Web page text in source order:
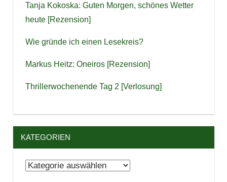
Tanja Kokoska: Guten Morgen, schönes Wetter
heute [Rezension]
Wie gründe ich einen Lesekreis?
Markus Heitz: Oneiros [Rezension]
Thrillerwochenende Tag 2 [Verlosung]
KATEGORIEN
Kategorien